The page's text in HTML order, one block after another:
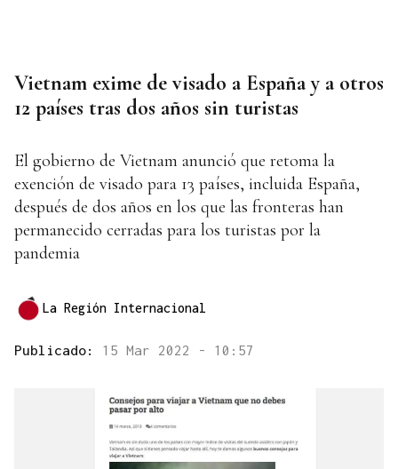
Vietnam exime de visado a España y a otros
12 países tras dos años sin turistas
El gobierno de Vietnam anunció que retoma la
exención de visado para 13 países, incluida España,
después de dos años en los que las fronteras han
permanecido cerradas para los turistas por la
pandemia
La Región Internacional
Publicado: 15 Mar 2022 - 10:57